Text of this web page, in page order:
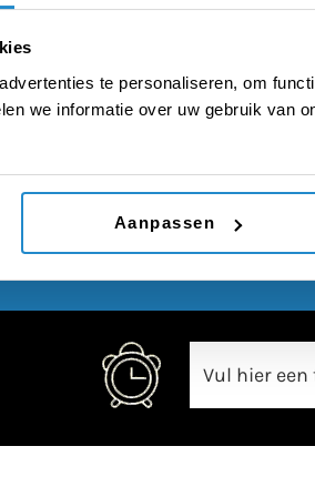
te personaliseren, om
we informatie over uw gebruik van
Aanpassen